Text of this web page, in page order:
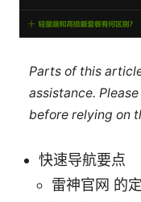
Parts of this
assistance.
before relying on
快速导航要点
雷神官网 的